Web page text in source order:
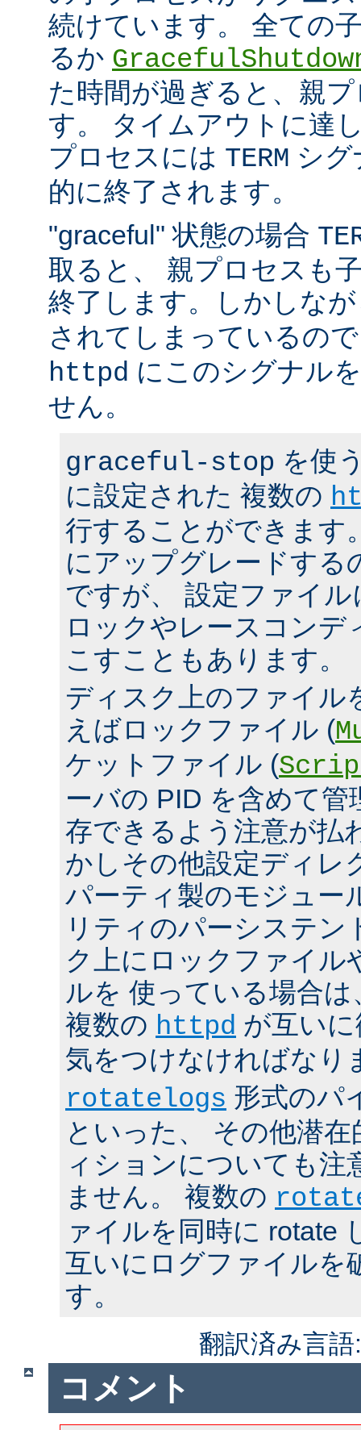
続けています。 全ての
るか
た時間が過ぎると、親
す。 タイムアウトに達
プロセスには TERM シ
的に終了されます。
"graceful" 状態の場合
取ると、 親プロセスも
終了します。しかしな
されてしまっているの
httpd にこのシグナル
せん。
graceful-stop を使
に設定された 複数の
行することができます
にアップグレードする
ですが、 設定ファイ
ロックやレースコンデ
こすこともあります。
ディスク上のファイル
えばロックファイル (
ケットファイル (
ーバの PID を含めて
存できるよう注意が払
かしその他設定ディレ
パーティ製のモジュー
リティのパーシステン
ク上にロックファイル
ルを 使っている場合
複数の httpd が互い
気をつけなければなり
rotatelogs 形式のパ
といった、 その他潜
ィションについても注
ません。 複数の
ァイルを同時に rotate
互いにログファイルを
す。
翻訳済み言
コメント